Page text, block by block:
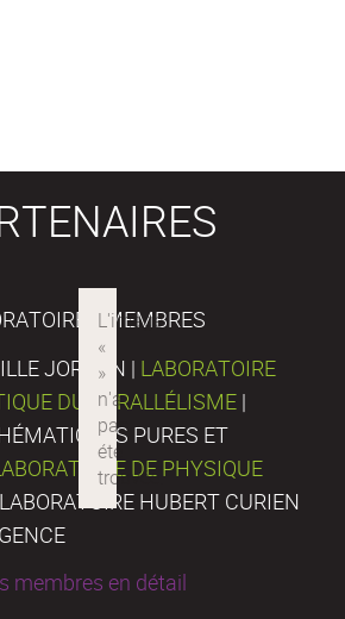
MEMBRES
JORDAN | LABORATOIRE
DU PARALLÉLISME |
PURES ET
DE PHYSIQUE
HUBERT CURIEN
membres en détail